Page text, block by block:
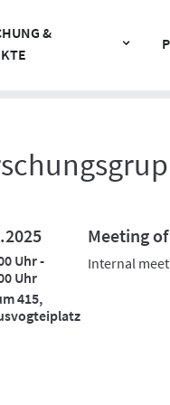
&
Uhr -
Uhr
415,
Meeting
Internal